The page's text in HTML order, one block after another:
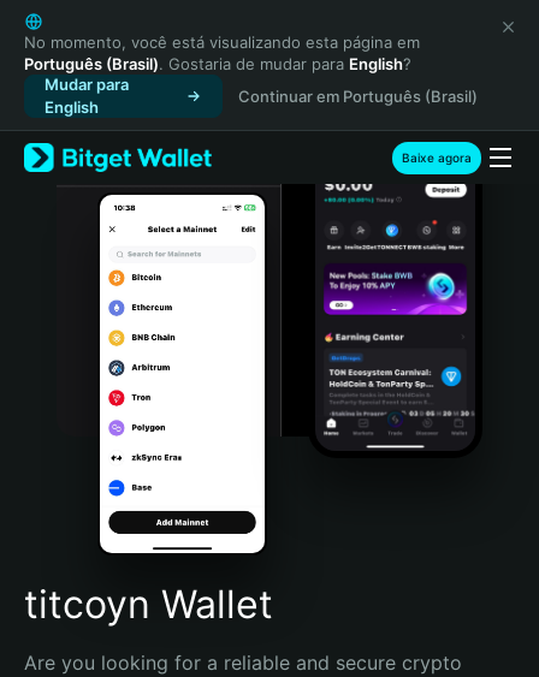
English
日本語
Tiếng Việt
Русский
Español (Latinoamérica)
Türkçe
Italiano
Português (Portugal)
Bahasa Indonesia
Português (Brasil)
Español (Argentina)
No momento, você está visualizando esta página em
Português (Brasil). Gostaria de mudar para English?
Mudar para
English
Continuar em Português (Brasil)
Baixe agora
titcoyn Wallet
Are you looking for a reliable and secure crypto